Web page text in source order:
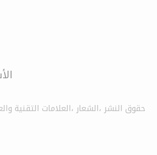
حقوق النشر ،الشعار ،العلامات التقنية